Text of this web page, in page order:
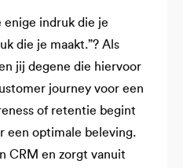
enige indruk die je
die je maakt.”? Als
jij degene die hiervoor
journey voor een
of retentie begint
een optimale beleving.
CRM en zorgt vanuit